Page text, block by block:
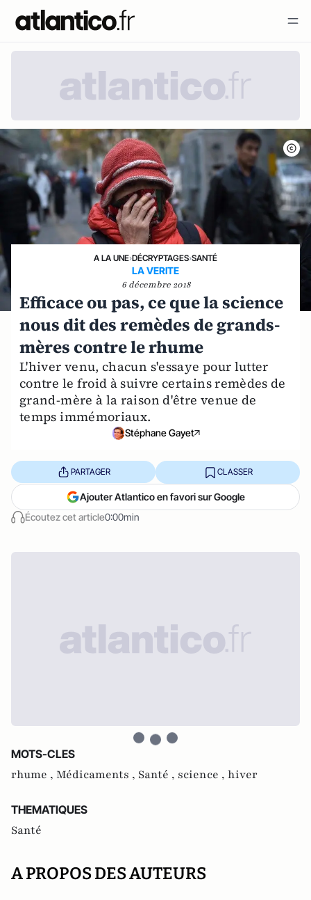
A LA UNE›DÉCRYPTAGES›SANTÉ
LA VERITE
6 décembre 2018
Efficace ou pas, ce que la science
nous dit des remèdes de grands-
mères contre le rhume
L'hiver venu, chacun s'essaye pour lutter
contre le froid à suivre certains remèdes de
grand-mère à la raison d'être venue de
temps immémoriaux.
Stéphane Gayet
Écoutez cet article0:00min
PARTAGER CLASSER
Ajouter Atlantico en favori sur Google
MOTS-CLES
rhume , Médicaments , Santé , science , hiver
THEMATIQUES
Santé
A PROPOS DES AUTEURS